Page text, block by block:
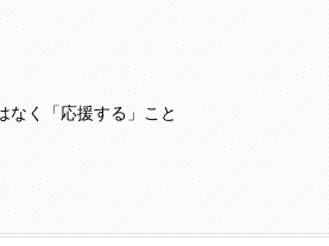
なく「応援する」こと